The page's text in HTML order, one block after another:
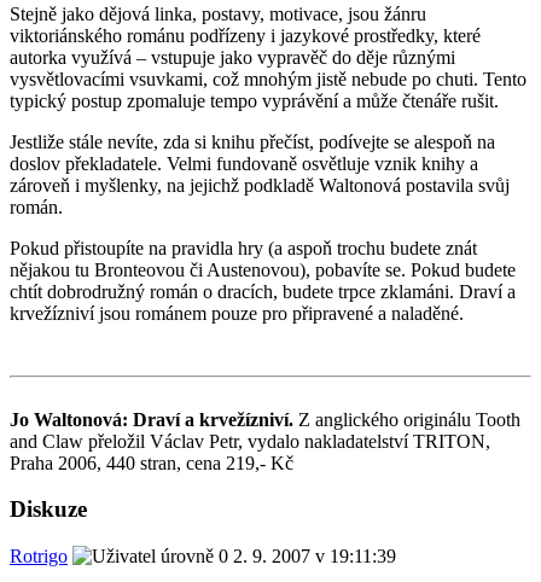
Stejně jako dějová linka, postavy, motivace, jsou žánru
viktoriánského románu podřízeny i jazykové prostředky, které
autorka využívá – vstupuje jako vypravěč do děje různými
vysvětlovacími vsuvkami, což mnohým jistě nebude po chuti. Tento
typický postup zpomaluje tempo vyprávění a může čtenáře rušit.
Jestliže stále nevíte, zda si knihu přečíst, podívejte se alespoň na
doslov překladatele. Velmi fundovaně osvětluje vznik knihy a
zároveň i myšlenky, na jejichž podkladě Waltonová postavila svůj
román.
Pokud přistoupíte na pravidla hry (a aspoň trochu budete znát
nějakou tu Bronteovou či Austenovou), pobavíte se. Pokud budete
chtít dobrodružný román o dracích, budete trpce zklamáni. Draví a
krvežízniví jsou románem pouze pro připravené a naladěné.
Jo Waltonová: Draví a krvežízniví. Z anglického originálu Tooth
and Claw přeložil Václav Petr, vydalo nakladatelství TRITON,
Praha 2006, 440 stran, cena 219,- Kč
Diskuze
Rotrigo
2. 9. 2007 v 19:11:39